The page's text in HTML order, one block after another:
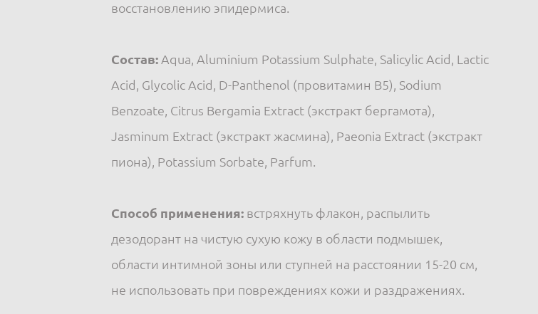
восстановлению эпидермиса.
Состав:Aqua, Aluminium Potassium Sulphate, Salicylic Acid, Lactic
Acid, Glycolic Acid, D-Panthenol (провитамин В5), Sodium
Benzoate, Citrus Bergamia Extract (экстракт бергамота),
Jasminum Extract (экстракт жасмина), Paeonia Extract (экстракт
пиона), Potassium Sorbate, Parfum.
Способ применения:встряхнуть флакон, распылить
дезодорант на чистую сухую кожу в области подмышек,
области интимной зоны или ступней на расстоянии 15-20 см,
не использовать при повреждениях кожи и раздражениях.